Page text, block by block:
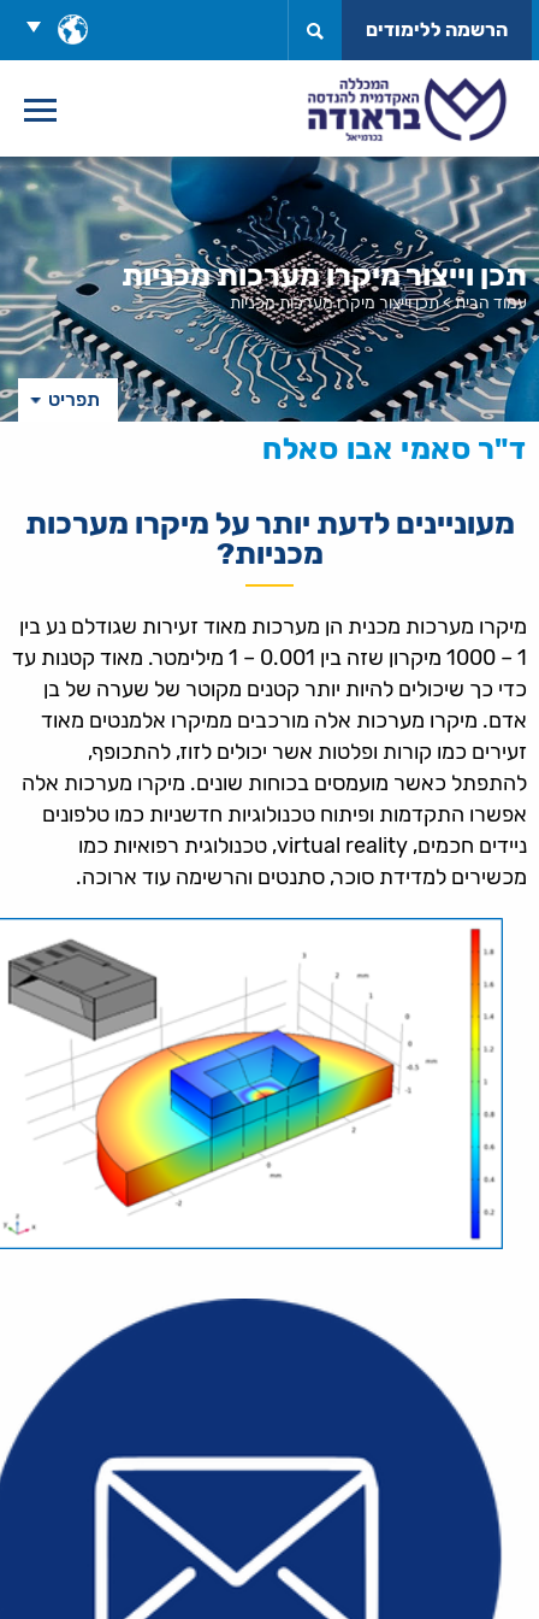
לתוכן
בחר
שפה
הרשמה ללימודים
תכן וייצור מיקרו מערכות מכניות
עמוד הבית>תכן וייצור מיקרו מערכות מכניות
תפריט
ד"ר סאמי אבו סאלח
מעוניינים לדעת יותר על מיקרו מערכות
מכניות?
מיקרו מערכות מכנית הן מערכות מאוד זעירות שגודלם נע בין
1 – 1000 מיקרון שזה בין 0.001 – 1 מילימטר. מאוד קטנות עד
כדי כך שיכולים להיות יותר קטנים מקוטר של שערה של בן
אדם. מיקרו מערכות אלה מורכבים ממיקרו אלמנטים מאוד
זעירים כמו קורות ופלטות אשר יכולים לזוז, להתכופף,
להתפתל כאשר מועמסים בכוחות שונים. מיקרו מערכות אלה
אפשרו התקדמות ופיתוח טכנולוגיות חדשניות כמו טלפונים
ניידים חכמים, virtual reality, טכנולוגית רפואיות כמו
מכשירים למדידת סוכר, סתנטים והרשימה עוד ארוכה.